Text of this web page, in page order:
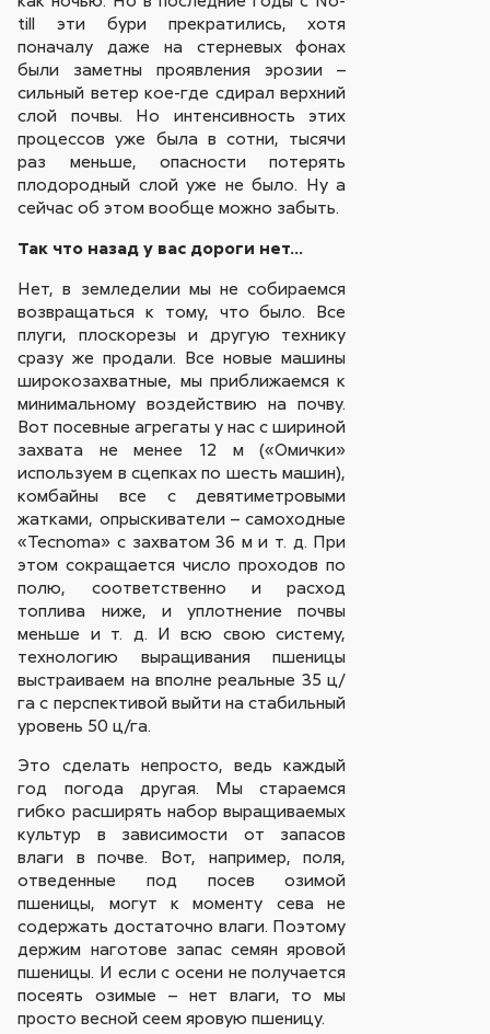
till эти бури прекратились, хотя
поначалу даже на стерневых фонах
были заметны проявления эрозии –
сильный ветер кое-где сдирал верхний
слой почвы. Но интенсивность этих
процессов уже была в сотни, тысячи
раз меньше, опасности потерять
плодородный слой уже не было. Ну а
сейчас об этом вообще можно забыть.
Так что назад у вас дороги нет…
Нет, в земледелии мы не собираемся
возвращаться к тому, что было. Все
плуги, плоскорезы и другую технику
сразу же продали. Все новые машины
широкозахватные, мы приближаемся к
минимальному воздействию на почву.
Вот посевные агрегаты у нас с шириной
захвата не менее 12 м («Омички»
используем в сцепках по шесть машин),
комбайны все с девятиметровыми
жатками, опрыскиватели – самоходные
«Tecnoma» с захватом 36 м и т. д. При
этом сокращается число проходов по
полю, соответственно и расход
топлива ниже, и уплотнение почвы
меньше и т. д. И всю свою систему,
технологию выращивания пшеницы
выстраиваем на вполне реальные 35 ц/
га с перспективой выйти на стабильный
уровень 50 ц/га.
Это сделать непросто, ведь каждый
год погода другая. Мы стараемся
гибко расширять набор выращиваемых
культур в зависимости от запасов
влаги в почве. Вот, например, поля,
отведенные под посев озимой
пшеницы, могут к моменту сева не
содержать достаточно влаги. Поэтому
держим наготове запас семян яровой
пшеницы. И если с осени не получается
посеять озимые – нет влаги, то мы
просто весной сеем яровую пшеницу.